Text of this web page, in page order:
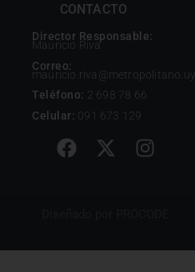
CONTACTO
Director Responsable:
Mauricio Riva
Correo:
mauricio.riva@metropolitano.uy
Teléfono: 2 698 78 66
Celular: 091 673 129